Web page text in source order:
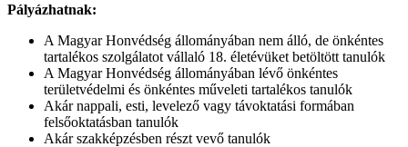
Pályázhatnak:
A Magyar Honvédség állományában nem álló, de önkéntes
tartalékos szolgálatot vállaló 18. életévüket betöltött tanulók
A Magyar Honvédség állományában lévő önkéntes
területvédelmi és önkéntes műveleti tartalékos tanulók
Akár nappali, esti, levelező vagy távoktatási formában
felsőoktatásban tanulók
Akár szakképzésben részt vevő tanulók